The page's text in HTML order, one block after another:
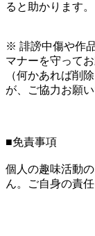
ると助かります。
※ 誹謗中傷や作
マナーを守ってお
（何かあれば削
が、ご協力お願い
■免責事項
個人の趣味活動
ん。ご自身の責